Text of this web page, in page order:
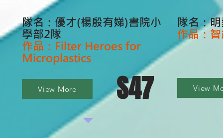
隊名：優才(楊殷有娣)書院小
學部2隊
作品：Filter Heroes for
Microplastics
View More S47
隊名：
作品：
View